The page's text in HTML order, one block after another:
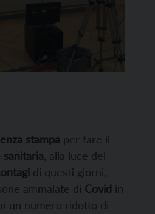
stampa per fare il
sanitaria, alla luce del
di questi giorni,
ammalate di Covid in
un numero ridotto di